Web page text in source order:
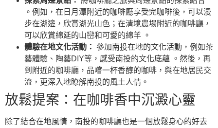
。例如，在日月潭附近的咖啡廳享受完咖啡後，可以漫
步在湖邊，欣賞湖光山色；在清境農場附近的咖啡廳，
可以欣賞綿延的山巒和可愛的綿羊 。
體驗在地文化活動：
參加南投在地的文化活動，例如茶
藝體驗、陶藝DIY等，感受南投的文化底蘊 。然後，再
到附近的咖啡廳，品嚐一杯香醇的咖啡，與在地居民交
流，更深入地瞭解南投的風土人情。
放鬆提案：在咖啡香中沉澱心靈
除了結合在地風情，南投的咖啡廳也是一個放鬆身心的好去